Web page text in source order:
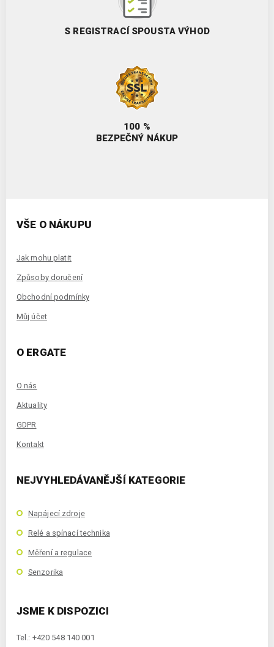
S REGISTRACÍ SPOUSTA VÝHOD
100 %
BEZPEČNÝ NÁKUP
VŠE O NÁKUPU
Jak mohu platit
Způsoby doručení
Obchodní podmínky
Můj účet
O ERGATE
O nás
Aktuality
GDPR
Kontakt
NEJVYHLEDÁVANĚJŠÍ KATEGORIE
Napájecí zdroje
Relé a spínací technika
Měření a regulace
Senzorika
JSME K DISPOZICI
Tel.: +420 548 140 001